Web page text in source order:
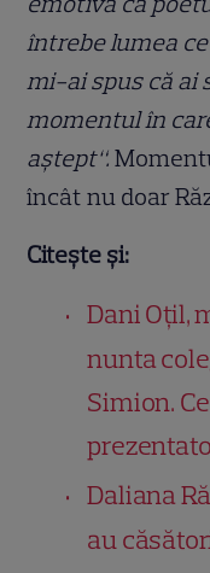
întrebe lumea
mi-ai spus că ai
momentul în
aștept“.
încât nu doar
Citește și:
Dani Oțil,
nunta
Simion.
Daliana
au